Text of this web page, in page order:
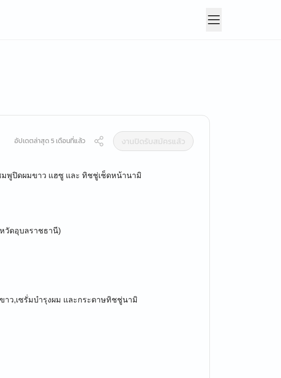
อัปเดตล่าสุด 5 เดือนที่แล้ว
งานปิดรับสมัครแล้ว
มพูปิดผมขาว แฮซู และ ทิชชู่เช็ดหน้านามิ
วัดอุบลราชธานี)
าว,เซรั่มบำรุงผม และกระดาษทิชชู่นามิ